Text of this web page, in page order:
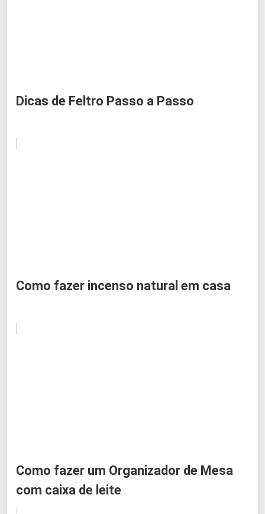
Dicas de Feltro Passo a Passo
Como fazer incenso natural em casa
Como fazer um Organizador de Mesa
com caixa de leite